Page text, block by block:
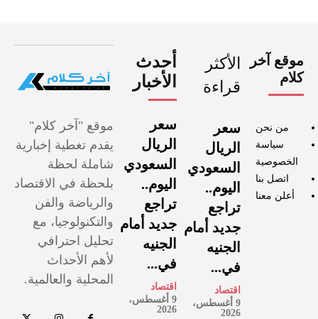
موقع آخر
كلام
من نحن
سياسة
الخصوصية
اتصل بنا
أعلن معنا
الأكثر
قراءة
سعر
الريال
السعودي
اليوم..
تراجع
جديد أمام
الجنيه
في...
اقتصاد
9 أغسطس،
2026
أحدث
الأخبار
سعر
الريال
السعودي
اليوم..
تراجع
جديد أمام
الجنيه
في...
اقتصاد
9 أغسطس،
2026
موقع "آخر كلام"
يقدم تغطية إخبارية
شاملة لحظة
بلحظة في الاقتصاد
والرياضة والفن
والتكنولوجيا، مع
تحليل احترافي
لأهم الأحداث
المحلية والعالمية.